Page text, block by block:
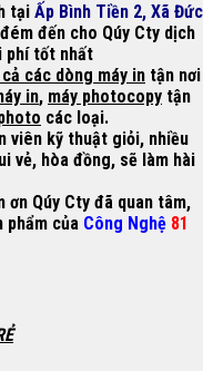
tại Ấp Bình Tiền 2, Xã Đức
đến cho Qúy Cty dịch
phí tốt nhất
các dòng máy in tận nơi
in, máy photocopy tận
các loại.
viên kỹ thuật giỏi, nhiều
vẻ, hòa đồng, sẽ làm hài
ơn Qúy Cty đã quan tâm,
phẩm của Công Nghệ 81